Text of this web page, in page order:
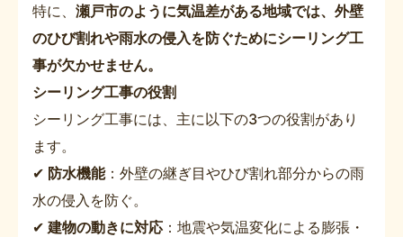
特に、 瀬戸市のように気温差がある地域では、外壁
のひび割れや雨水の侵入を防ぐためにシーリング工
事が欠かせません。
シーリング工事の役割
シーリング工事には、主に以下の3つの役割があり
ます。
✔ 防水機能：外壁の継ぎ目やひび割れ部分からの雨
水の侵入を防ぐ。
✔ 建物の動きに対応 ：地震や気温変化による膨張・